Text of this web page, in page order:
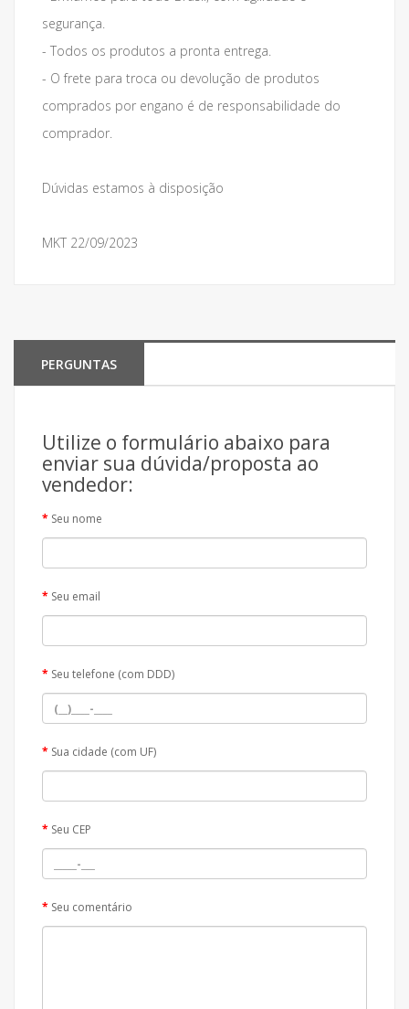
segurança.
- Todos os produtos a pronta entrega.
- O frete para troca ou devolução de produtos
comprados por engano é de responsabilidade do
comprador.
Dúvidas estamos à disposição
MKT 22/09/2023
PERGUNTAS
Utilize o formulário abaixo para
enviar sua dúvida/proposta ao
vendedor:
Seu nome
Seu email
Seu telefone (com DDD)
Sua cidade (com UF)
Seu CEP
Seu comentário